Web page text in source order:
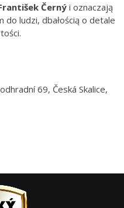
Černý i oznaczają
ludzi, dbałością o detale
69, Česká Skalice,